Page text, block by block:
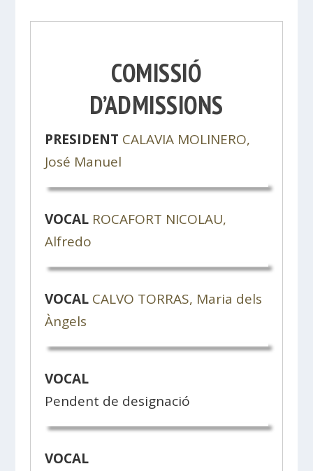
COMISSIÓ
D’ADMISSIONS
PRESIDENT CALAVIA MOLINERO,
José Manuel
VOCAL ROCAFORT NICOLAU,
Alfredo
VOCAL CALVO TORRAS, Maria dels
Àngels
VOCAL
Pendent de designació
VOCAL